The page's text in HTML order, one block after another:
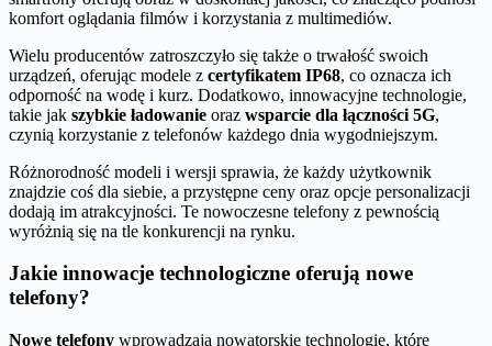
komfort oglądania filmów i korzystania z multimediów.
Wielu producentów zatroszczyło się także o trwałość swoich
urządzeń, oferując modele z certyfikatem IP68, co oznacza ich
odporność na wodę i kurz. Dodatkowo, innowacyjne technologie,
takie jak szybkie ładowanie oraz wsparcie dla łączności 5G,
czynią korzystanie z telefonów każdego dnia wygodniejszym.
Różnorodność modeli i wersji sprawia, że każdy użytkownik
znajdzie coś dla siebie, a przystępne ceny oraz opcje personalizacji
dodają im atrakcyjności. Te nowoczesne telefony z pewnością
wyróżnią się na tle konkurencji na rynku.
Jakie innowacje technologiczne oferują nowe
telefony?
Nowe telefony wprowadzają nowatorskie technologie, które